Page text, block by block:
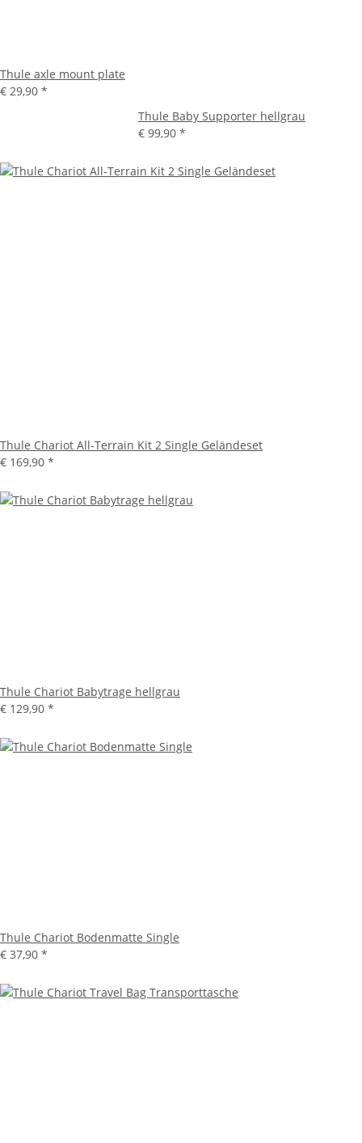
Thule axle mount plate
€ 29,90 *
Thule Baby Supporter hellgrau
€ 99,90 *
Thule Chariot All-Terrain Kit 2 Single Geländeset
€ 169,90 *
Thule Chariot Babytrage hellgrau
€ 129,90 *
Thule Chariot Bodenmatte Single
€ 37,90 *